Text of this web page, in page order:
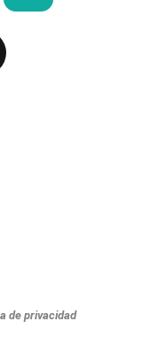
de privacidad